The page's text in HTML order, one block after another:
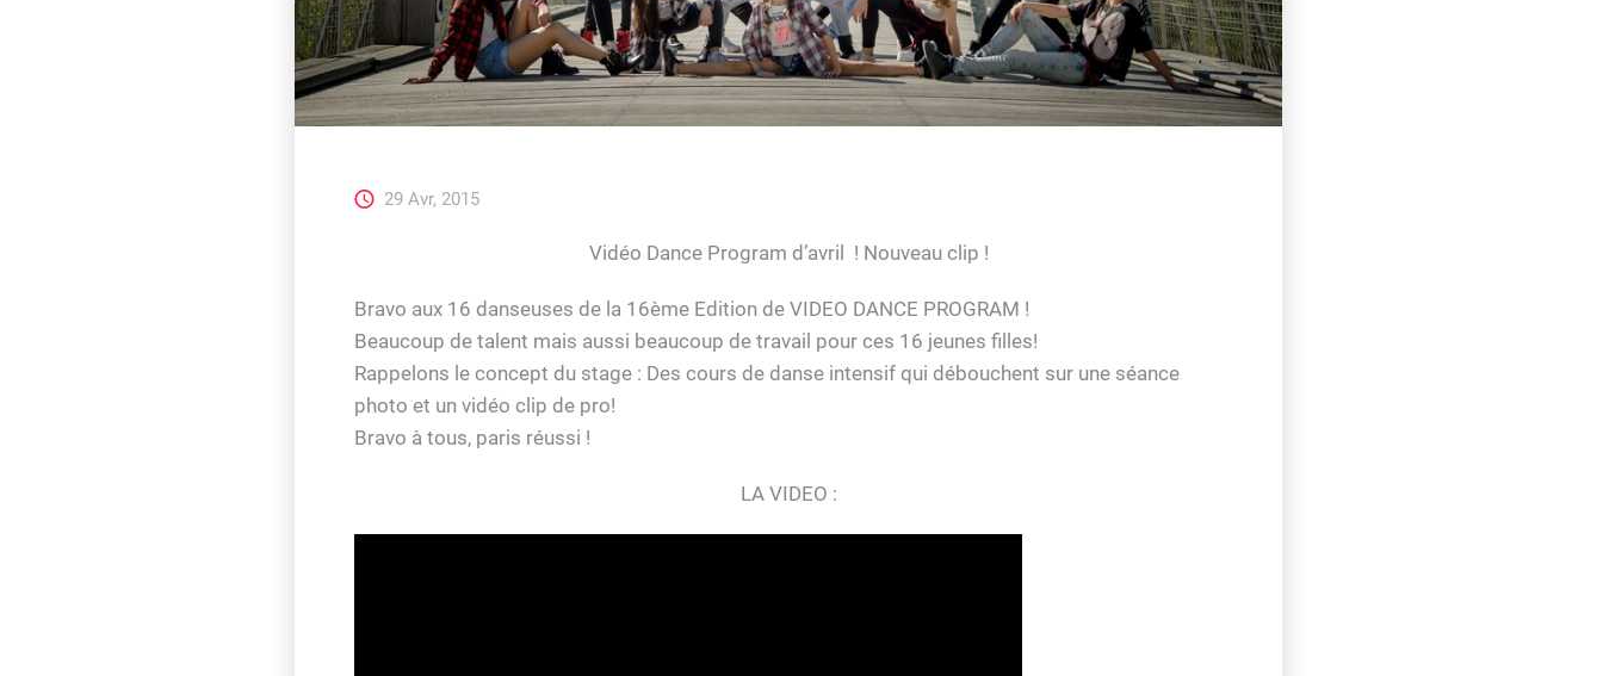
29 Avr, 2015
Vidéo Dance Program d’avril ! Nouveau clip !
Bravo aux 16 danseuses de la 16ème Edition de VIDEO DANCE PROGRAM !
Beaucoup de talent mais aussi beaucoup de travail pour ces 16 jeunes filles!
Rappelons le concept du stage : Des cours de danse intensif qui débouchent sur une séance
photo et un vidéo clip de pro!
Bravo à tous, paris réussi !
LA VIDEO :